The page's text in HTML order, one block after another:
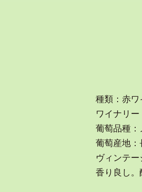
種類：赤ワ
ワイナリ
葡萄品種：
葡萄産地
ヴィンテ
香り良し